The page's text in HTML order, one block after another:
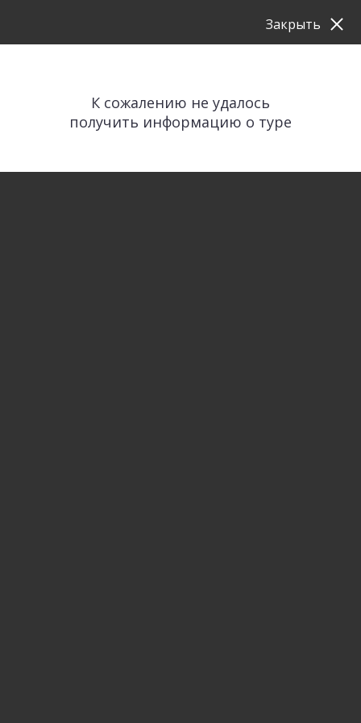
К сожалению не удалось
получить информацию о туре
Закрыть